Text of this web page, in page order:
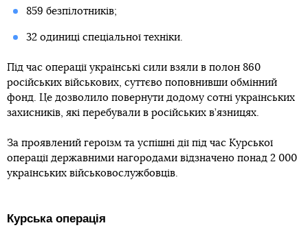
859 безпілотників;
32 одиниці спеціальної техніки.
Під час операції українські сили взяли в полон 860
російських військових, суттєво поповнивши обмінний
фонд. Це дозволило повернути додому сотні українських
захисників, які перебували в російських в’язницях.
За проявлений героїзм та успішні дії під час Курської
операції державними нагородами відзначено понад 2 000
українських військовослужбовців.
Курська операція